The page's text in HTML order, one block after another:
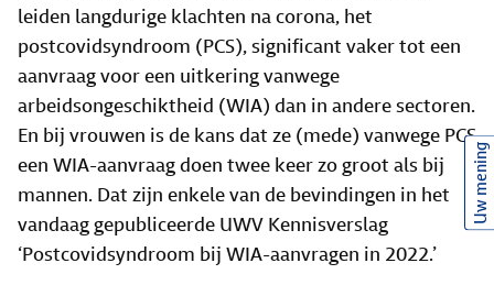
leiden langdurige klachten na corona, het
postcovidsyndroom (PCS), significant vaker tot een
aanvraag voor een uitkering vanwege
arbeidsongeschiktheid (WIA) dan in andere sectoren.
En bij vrouwen is de kans dat ze (mede) vanwege PCS
een WIA-aanvraag doen twee keer zo groot als bij
mannen. Dat zijn enkele van de bevindingen in het
vandaag gepubliceerde UWV Kennisverslag
‘Postcovidsyndroom bij WIA-aanvragen in 2022.’
Uw mening